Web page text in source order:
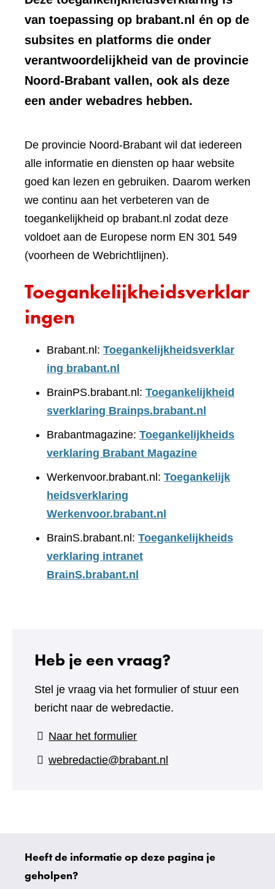
van toepassing op brabant.nl én op de
subsites en platforms die onder
verantwoordelijkheid van de provincie
Noord-Brabant vallen, ook als deze
een ander webadres hebben.
De provincie Noord-Brabant wil dat iedereen
alle informatie en diensten op haar website
goed kan lezen en gebruiken. Daarom werken
we continu aan het verbeteren van de
toegankelijkheid op brabant.nl zodat deze
voldoet aan de Europese norm EN 301 549
(voorheen de Webrichtlijnen).
Toegankelijkheidsverklar
ingen
Brabant.nl: Toegankelijkheidsverklar
ing brabant.nl
BrainPS.brabant.nl: Toegankelijkheid
sverklaring Brainps.brabant.nl
Brabantmagazine: Toegankelijkheids
verklaring Brabant Magazine
Werkenvoor.brabant.nl: Toegankelijk
heidsverklaring
Werkenvoor.brabant.nl
BrainS.brabant.nl: Toegankelijkheids
verklaring intranet
BrainS.brabant.nl
Heb je een vraag?
Stel je vraag via het formulier of stuur een
bericht naar de webredactie.
Naar het formulier(verwijst
naar
webredactie@brabant.nl
Uw
gegevens
Heeft de informatie op deze pagina je
geholpen?